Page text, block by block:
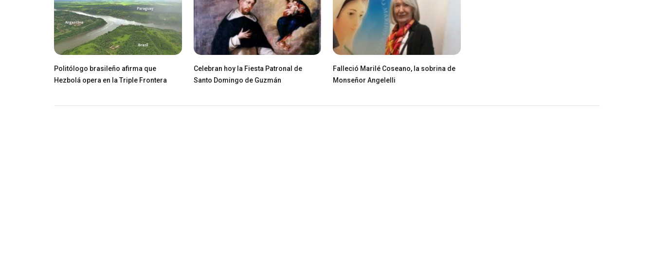
Politólogo brasileño afirma que
Hezbolá opera en la Triple Frontera
Celebran hoy la Fiesta Patronal de
Santo Domingo de Guzmán
Falleció Marilé Coseano, la sobrina de
Monseñor Angelelli